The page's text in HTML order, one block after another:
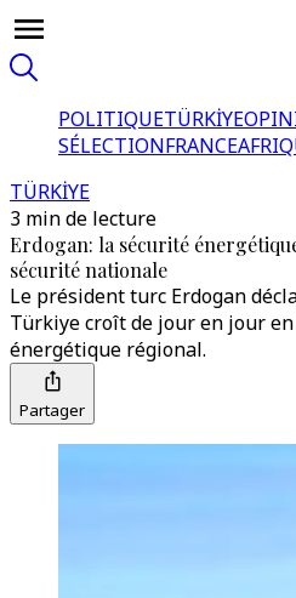
POLITIQUETÜRKİYE
SÉLECTIONFRANCE
TÜRKİYE
3 min de lecture
Erdogan: la sécurité
sécurité nationale
Le président turc Erdogan
Türkiye croît de jour en jour
énergétique régional.
Partager